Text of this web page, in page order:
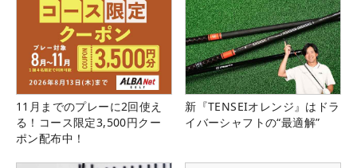
11月までのプレーに2回使え
る！コース限定3,500円クー
ポン配布中！
新『TENSEIオレンジ』はドラ
イバーシャフトの“最適解”